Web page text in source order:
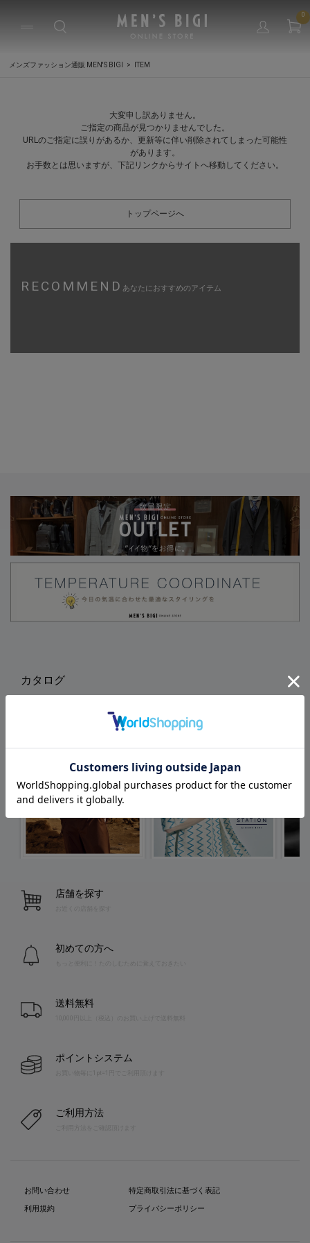
0
メンズファッション通販 MEN'S BIGI ITEM
大変申し訳ありません。
ご指定の商品が見つかりませんでした。
URLのご指定に誤りがあるか、更新等に伴い削除されてしまった可能性
があります。
お手数とは思いますが、下記リンクからサイトへ移動してください。
トップページへ
RECOMMEND あなたにおすすめのアイテム
カタログ
店舗を探す
お近くの店舗を探す
初めての方へ
送料無料
10,000円以上（税込）のお買い上げで送料無料
ポイントシステム
お買い物毎に1pt=1円でご利用頂けます
ご利用方法
お問い合わせ
利用規約
特定商取引法に基づく表記
プライバシーポリシー